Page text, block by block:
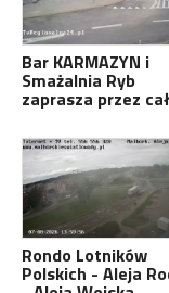
Bar KARMAZYN i
Smażalnia Ryb
zaprasza przez
Rondo Lotników
Polskich - Aleja